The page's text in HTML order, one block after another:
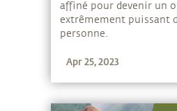
affiné pour devenir un
extrêmement puissant
personne.
Apr 25, 2023